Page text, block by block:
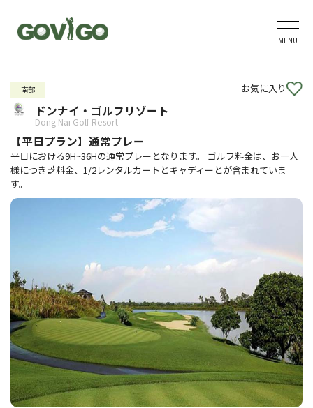
MENU
南部 お気に入り
ドンナイ・ゴルフリゾート
Dong Nai Golf Resort
【平日プラン】通常プレー
平日における9H~36Hの通常プレーとなります。 ゴルフ料金は、お一人
様につき芝料金、1/2レンタルカートとキャディーとが含まれていま
す。